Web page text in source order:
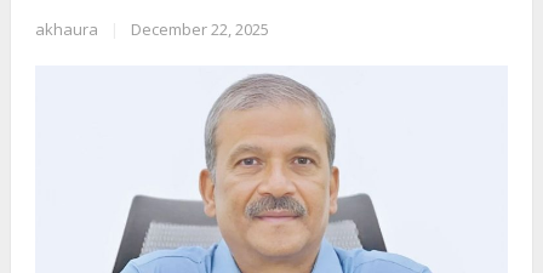
akhaura December 22, 2025